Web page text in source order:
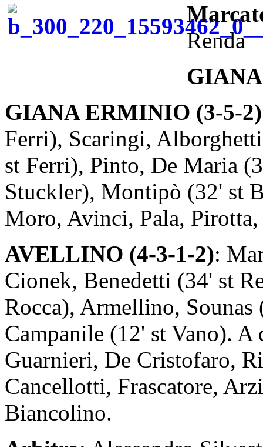
Renda
GIANA ERMINIO (3-5-2)
Ferri), Scaringi,
st Ferri), Pinto, De Maria
Stuckler), Montipò (32' st
Moro, Avinci, Pala,
AVELLINO (4-3-1-2):
Cionek, Benedetti (34' st
Rocca), Armellino, Sounas
Campanile (12' st Vano).
Guarnieri, De Cristofaro,
Cancellotti, Frascatore,
Biancolino.